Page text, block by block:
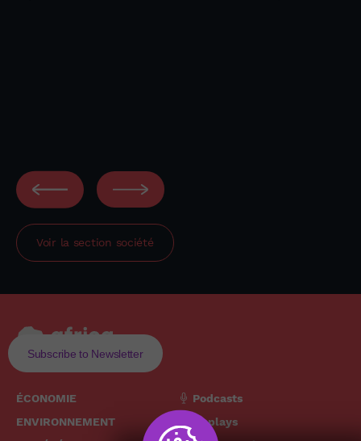
Voir la section société
Subscribe to Newsletter
ÉCONOMIE
ENVIRONNEMENT
Podcasts
Replays